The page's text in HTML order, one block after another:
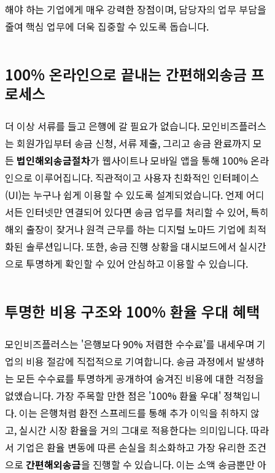
해야 하는 기업에게 매우 강력한 장점이며, 담당자의 업무 부담을
줄여 핵심 업무에 더욱 집중할 수 있도록 돕습니다.
100% 온라인으로 끝내는 간편해외송금 프
로세스
더 이상 서류를 들고 은행에 갈 필요가 없습니다. 모인비즈플러스
는 회원가입부터 송금 신청, 서류 제출, 그리고 송금 완료까지 모
든 법인해외송금절차가 웹사이트나 모바일 앱을 통해 100% 온라
인으로 이루어집니다. 직관적이고 사용자 친화적인 인터페이스
(UI)는 누구나 쉽게 이용할 수 있도록 설계되었습니다. 언제 어디
서든 인터넷만 연결되어 있다면 송금 업무를 처리할 수 있어, 특히
해외 출장이 잦거나 원격 근무를 하는 디지털 노마드 기업에 최적
화된 솔루션입니다. 또한, 송금 진행 상황을 대시보드에서 실시간
으로 투명하게 확인할 수 있어 안심하고 이용할 수 있습니다.
투명한 비용 구조와 100% 환율 우대 혜택
모인비즈플러스는 '은행보다 90% 저렴한 수수료'를 내세우며 기
업의 비용 절감에 직접적으로 기여합니다. 송금 과정에서 발생하
는 모든 수수료를 투명하게 공개하여 숨겨진 비용에 대한 걱정을
없앴습니다. 가장 주목할 만한 점은 '100% 환율 우대' 정책입니
다. 이는 은행처럼 환전 스프레드를 통해 추가 이익을 취하지 않
고, 실시간 시장 환율을 거의 그대로 적용한다는 의미입니다. 따라
서 기업은 환율 변동에 따른 손실을 최소화하고 가장 유리한 조건
으로 간편해외송금을 진행할 수 있습니다. 이는 소액 송금뿐만 아